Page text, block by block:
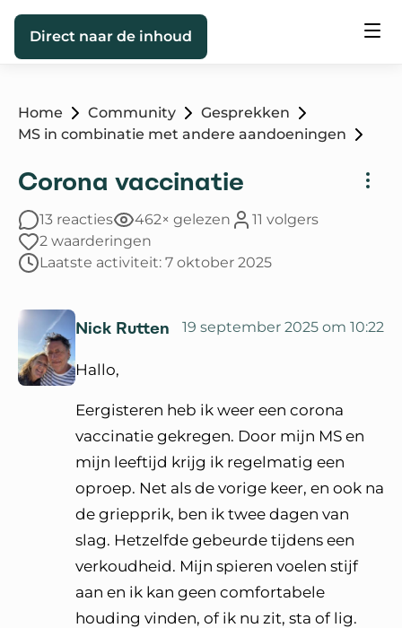
Direct naar de inhoud
Home Community
Gesprekken
MS in combinatie met andere aandoeningen
Corona vaccinatie
13 reacties 462× gelezen
11 volgers
2 waarderingen
Laatste activiteit: 7 oktober 2025
Nick Rutten 19 september 2025 om 10:22
Hallo,
Eergisteren heb ik weer een corona
vaccinatie gekregen. Door mijn MS en
mijn leeftijd krijg ik regelmatig een
oproep. Net als de vorige keer, en ook na
de griepprik, ben ik twee dagen van
slag. Hetzelfde gebeurde tijdens een
verkoudheid. Mijn spieren voelen stijf
aan en ik kan geen comfortabele
houding vinden, of ik nu zit, sta of lig.